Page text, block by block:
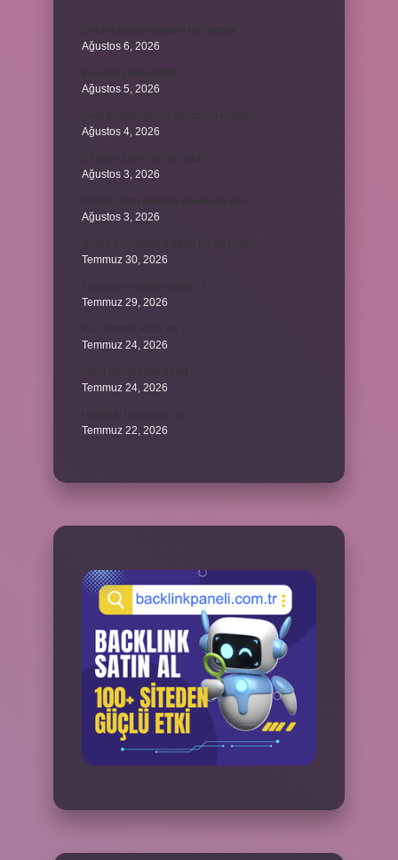
Ağustos 6, 2026
Ağustos 5, 2026
Ağustos 4, 2026
Ağustos 3, 2026
Ağustos 3, 2026
Temmuz 30, 2026
Temmuz 29, 2026
Temmuz 24, 2026
Temmuz 24, 2026
Temmuz 22, 2026